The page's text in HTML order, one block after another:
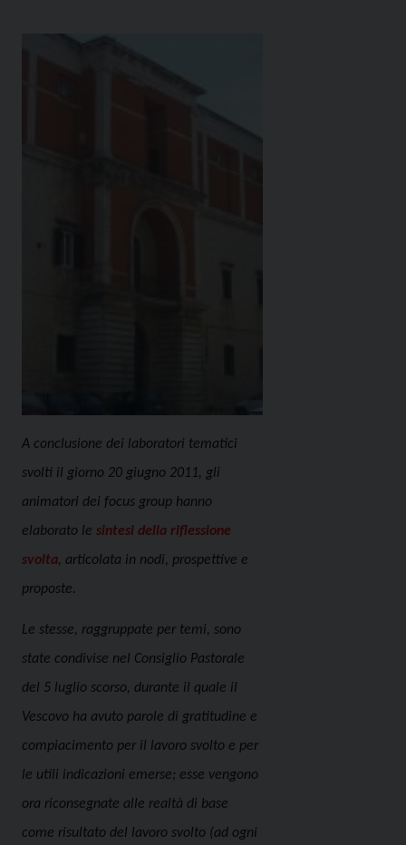
A conclusione dei laboratori tematici
svolti il giorno 20 giugno 2011, gli
animatori dei focus group hanno
elaborato le sintesi della riflessione
svolta, articolata in nodi, prospettive e
proposte.
Le stesse, raggruppate per temi, sono
state condivise nel Consiglio Pastorale
del 5 luglio scorso, durante il quale il
Vescovo ha avuto parole di gratitudine e
compiacimento per il lavoro svolto e per
le utili indicazioni emerse; esse vengono
ora riconsegnate alle realtà di base
come risultato del lavoro svolto (ad ogni